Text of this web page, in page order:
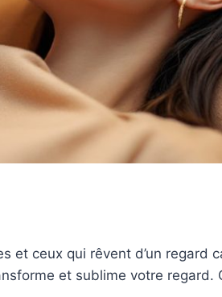
et ceux qui rêvent d’un regard
et sublime votre regard.